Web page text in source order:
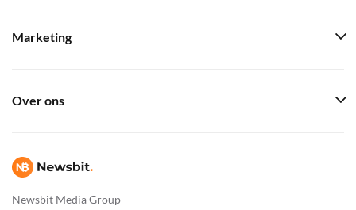
Newsbit Media Group
Marketing
Over ons